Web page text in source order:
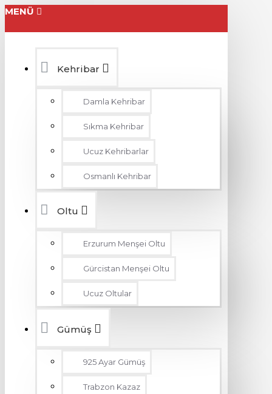
MENÜ
Kehribar
Damla Kehribar
Sıkma Kehribar
Ucuz Kehribarlar
Osmanlı Kehribar
Oltu
Erzurum Menşei Oltu
Gürcistan Menşei Oltu
Ucuz Oltular
Gümüş
925 Ayar Gümüş
Trabzon Kazaz